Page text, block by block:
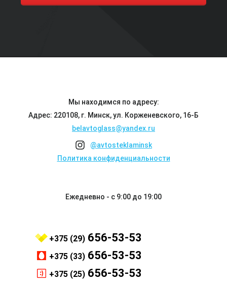
Мы находимся по адресу:
Адрес: 220108, г. Минск, ул. Корженевского, 16-Б
belavtoglass@yandex.ru
@avtosteklaminsk
Политика конфиденциальности
Ежедневно - с 9:00 до 19:00
+375 (29) 656-53-53
+375 (33) 656-53-53
+375 (25) 656-53-53